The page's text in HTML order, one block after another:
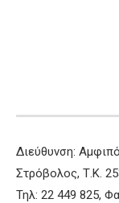
Διεύθυνση:
Στρόβολος, Τ.Κ.
Τηλ: 22 449 825,